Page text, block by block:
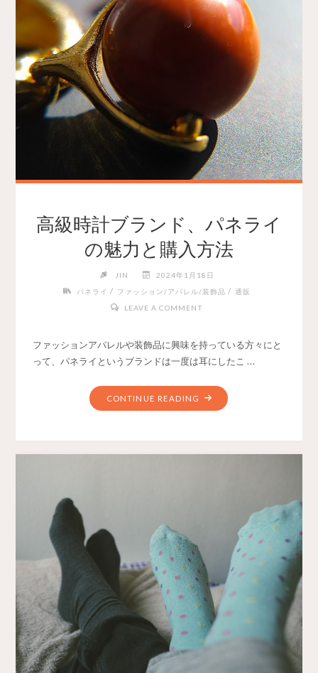
高級時計ブランド、パネライ
の魅力と購入方法
JIN
2024年1月18日
パネライ / ファッション/アパレル/装飾品 / 通販
LEAVE A COMMENT
ファッションアパレルや装飾品に興味を持っている方々にと
って、パネライというブランドは一度は耳にしたこ …
CONTINUE READING